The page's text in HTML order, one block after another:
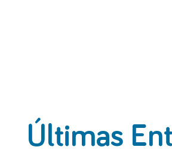
Últimas